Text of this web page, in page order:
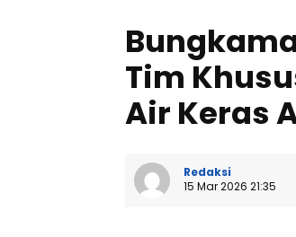
Tim
Air Keras
Redaksi
15 Mar 2026 21:35